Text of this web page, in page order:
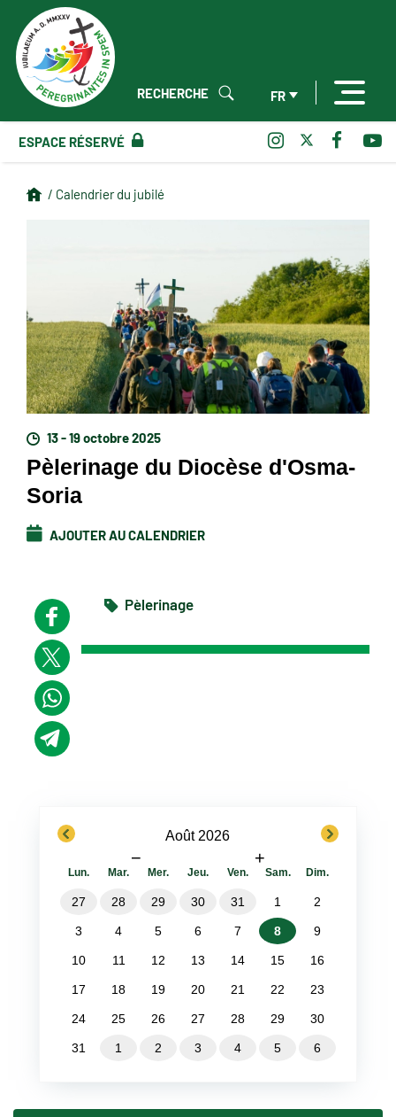
FR
RECHERCHE
ESPACE RÉSERVÉ
/ Calendrier du jubilé
13 - 19 octobre 2025
Pèlerinage du Diocèse d'Osma-
Soria
AJOUTER AU CALENDRIER
Pèlerinage
previous Août 2026
− +
next
Lun. Mar. Mer. Jeu. Ven. Sam. Dim.
27 28 29 30 31 1 2
3 4 5 6 7 8 9
10 11 12 13 14 15 16
17 18 19 20 21 22 23
24 25 26 27 28 29 30
31 1 2 3 4 5 6